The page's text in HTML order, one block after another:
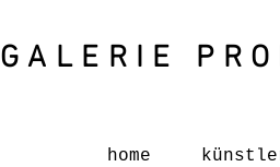
GALERIE
home